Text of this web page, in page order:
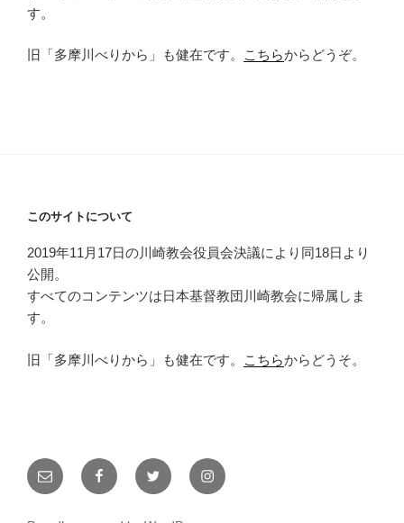
す。
旧「多摩川べりから」も健在です。 こちらからどうぞ。
このサイトについて
2019年11月17日の川崎教会役員会決議により同18日より
公開。
すべてのコンテンツは日本基督教団川崎教会に帰属しま
す。
旧「多摩川べりから」も健在です。 こちらからどうそ。
メ
ー
FacebookTwitter Instagram